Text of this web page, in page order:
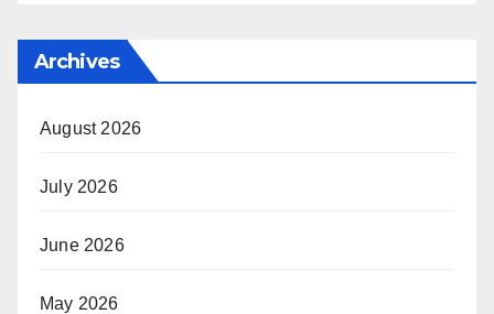
Archives
August 2026
July 2026
June 2026
May 2026